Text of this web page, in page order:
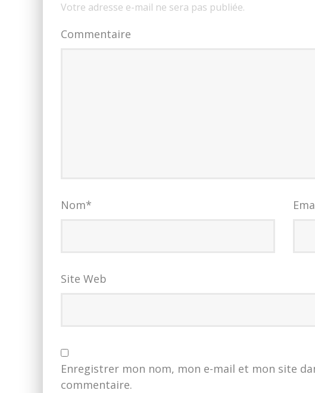
Votre adresse e-mail ne sera pas publiée.
Commentaire
Nom*
Site Web
Enregistrer mon nom, mon e-mail et mon site
commentaire.